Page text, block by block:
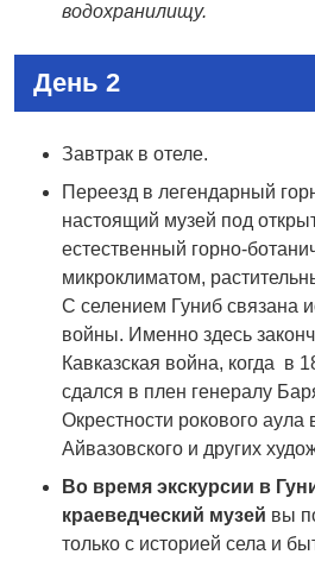
водохранилищу.
День 2
Завтрак в отеле.
Переезд в легендарный
настоящий музей под
естественный горно-
микроклиматом,
С селением Гуниб связана
войны. Именно здесь
Кавказская война, когда в
сдался в плен генералу
Окрестности рокового аула
Айвазовского и других
Во время экскурсии в
краеведческий музей вы
только с историей села и